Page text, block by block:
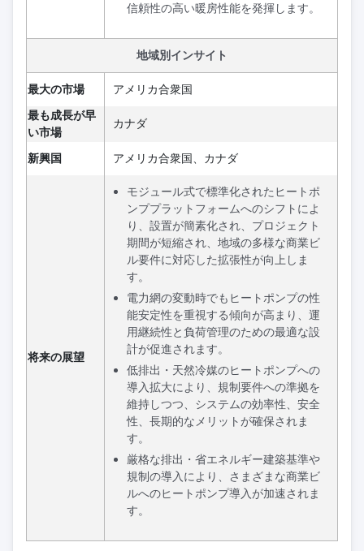
信頼性の高い暖房性能を発揮します。
地域別インサイト
最大の市場
アメリカ合衆国
最も成長が早
い市場
カナダ
新興国 アメリカ合衆国、カナダ
将来の展望
モジュール式で標準化されたヒートポ
ンププラットフォームへのシフトによ
り、設置が簡素化され、プロジェクト
期間が短縮され、地域の多様な商業ビ
ル要件に対応した拡張性が向上しま
す。
電力網の変動時でもヒートポンプの性
能安定性を重視する傾向が高まり、運
用継続性と負荷管理のための最適な設
計が促進されます。
低排出・天然冷媒のヒートポンプへの
導入拡大により、規制要件への準拠を
維持しつつ、システムの効率性、安全
性、長期的なメリットが確保されま
す。
厳格な排出・省エネルギー建築基準や
規制の導入により、さまざまな商業ビ
ルへのヒートポンプ導入が加速されま
す。